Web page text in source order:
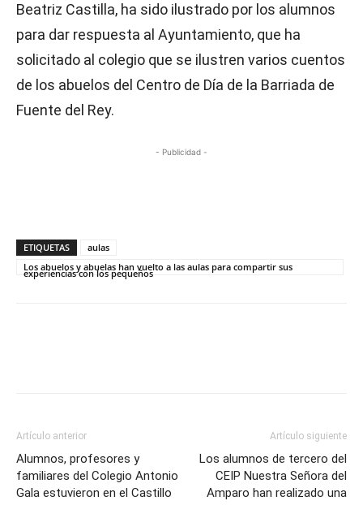
Beatriz Castilla, ha sido ilustrado por los alumnos
para dar respuesta al Ayuntamiento, que ha
solicitado al colegio que se ilustren varios cuentos
de los abuelos del Centro de Día de la Barriada de
Fuente del Rey.
- Publicidad -
ETIQUETAS
aulas
Los abuelos y abuelas han vuelto a las aulas para compartir sus
experiencias con los pequeños
Artículo anterior
Alumnos, profesores y
familiares del Colegio Antonio
Gala estuvieron en el Castillo
Artículo siguiente
Los alumnos de tercero del
CEIP Nuestra Señora del
Amparo han realizado una